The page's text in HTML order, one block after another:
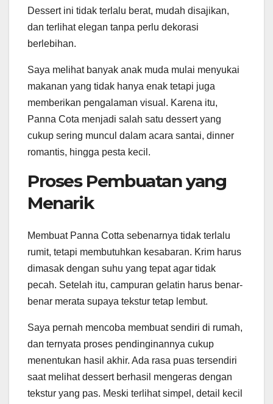
Dessert ini tidak terlalu berat, mudah disajikan,
dan terlihat elegan tanpa perlu dekorasi
berlebihan.
Saya melihat banyak anak muda mulai menyukai
makanan yang tidak hanya enak tetapi juga
memberikan pengalaman visual. Karena itu,
Panna Cota menjadi salah satu dessert yang
cukup sering muncul dalam acara santai, dinner
romantis, hingga pesta kecil.
Proses Pembuatan yang
Menarik
Membuat Panna Cotta sebenarnya tidak terlalu
rumit, tetapi membutuhkan kesabaran. Krim harus
dimasak dengan suhu yang tepat agar tidak
pecah. Setelah itu, campuran gelatin harus benar-
benar merata supaya tekstur tetap lembut.
Saya pernah mencoba membuat sendiri di rumah,
dan ternyata proses pendinginannya cukup
menentukan hasil akhir. Ada rasa puas tersendiri
saat melihat dessert berhasil mengeras dengan
tekstur yang pas. Meski terlihat simpel, detail kecil